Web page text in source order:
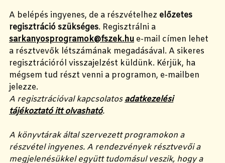
A belépés ingyenes, de a részvételhez előzetes
regisztráció szükséges. Regisztrálni a
sarkanyosprogramok@fszek.hu e-mail címen lehet
a résztvevők létszámának megadásával. A sikeres
regisztrációról visszajelzést küldünk. Kérjük, ha
mégsem tud részt venni a programon, e-mailben
jelezze.
A regisztrációval kapcsolatosadatkezelési
tájékoztató itt olvasható.
A könyvtárak által szervezett programokon a
részvétel ingyenes. A rendezvények résztvevői a
megjelenésükkel együtt tudomásul veszik, hogy a